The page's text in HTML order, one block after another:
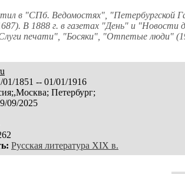
в "СПб. Ведомостях", "Петербургской
В 1888 г. в газетах "День" и "Новости
печати", "Босяки", "Отпетые люди"
01/1851 -- 01/01/1916
Петербург;
09/2025
Русская литература XIX в.